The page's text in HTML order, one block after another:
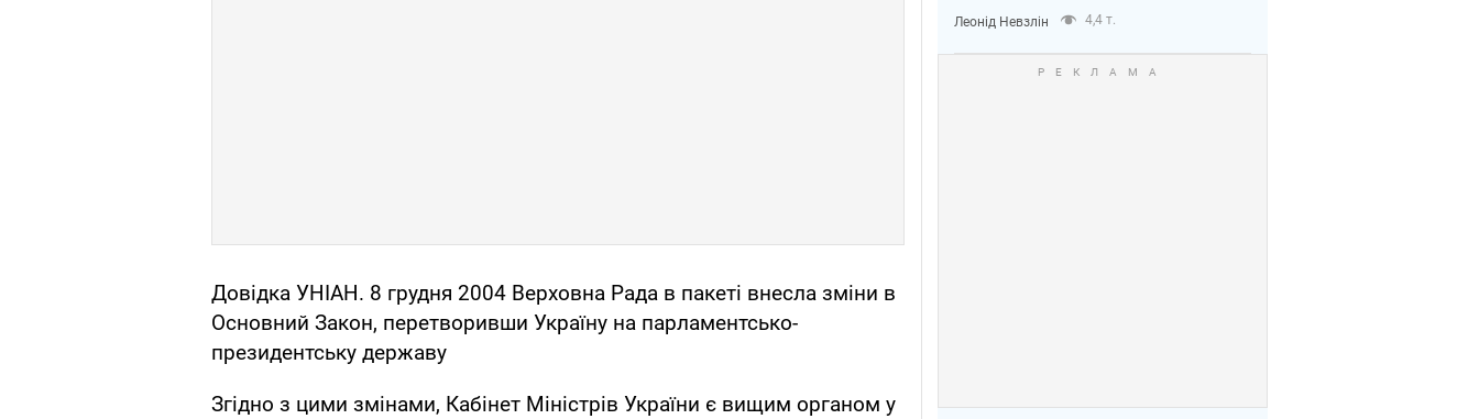
Довідка УНІАН. 8 грудня 2004 Верховна Рада в пакеті внесла зміни в
Основний Закон, перетворивши Україну на парламентсько-
президентську державу
Згідно з цими змінами, Кабінет Міністрів України є вищим органом у
Леонід Невзлін 4,4 т.